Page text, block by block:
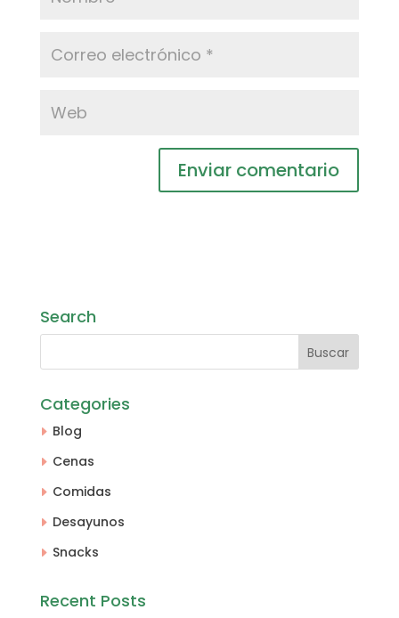
Search
Categories
Blog
Cenas
Comidas
Desayunos
Snacks
Recent Posts